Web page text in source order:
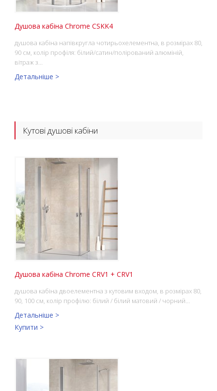
Душова кабіна Chrome CSKK4
душова кабіна напівкругла чотирьохелементна, в розмірах 80,
90 см, колір профіля: білий/сатин/полірований алюміній,
вітраж з…
Детальніше >
Кутові душові кабіни
Душова кабіна Chrome CRV1 + CRV1
душова кабіна двоелементна з кутовим входом, в розмірах 80,
90, 100 см, колір профілю: білий / білий матовий / чорний…
Детальніше >
Купити >